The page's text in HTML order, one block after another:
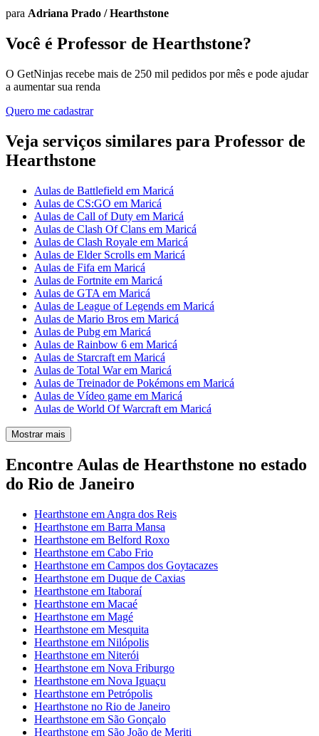
para Adriana Prado /Hearthstone
Você é Professor de Hearthstone?
O GetNinjas recebe mais de 250 mil pedidos por mês e pode ajudar
a aumentar sua renda
Quero me cadastrar
Veja serviços similares para Professor de
Hearthstone
Aulas de Battlefield em Maricá
Aulas de CS:GO em Maricá
Aulas de Call of Duty em Maricá
Aulas de Clash Of Clans em Maricá
Aulas de Clash Royale em Maricá
Aulas de Elder Scrolls em Maricá
Aulas de Fifa em Maricá
Aulas de Fortnite em Maricá
Aulas de GTA em Maricá
Aulas de League of Legends em Maricá
Aulas de Mario Bros em Maricá
Aulas de Pubg em Maricá
Aulas de Rainbow 6 em Maricá
Aulas de Starcraft em Maricá
Aulas de Total War em Maricá
Aulas de Treinador de Pokémons em Maricá
Aulas de Vídeo game em Maricá
Aulas de World Of Warcraft em Maricá
Mostrar mais
Encontre Aulas de Hearthstone no estado
do Rio de Janeiro
Hearthstone em Angra dos Reis
Hearthstone em Barra Mansa
Hearthstone em Belford Roxo
Hearthstone em Cabo Frio
Hearthstone em Campos dos Goytacazes
Hearthstone em Duque de Caxias
Hearthstone em Itaboraí
Hearthstone em Macaé
Hearthstone em Magé
Hearthstone em Mesquita
Hearthstone em Nilópolis
Hearthstone em Niterói
Hearthstone em Nova Friburgo
Hearthstone em Nova Iguaçu
Hearthstone em Petrópolis
Hearthstone no Rio de Janeiro
Hearthstone em São Gonçalo
Hearthstone em São João de Meriti